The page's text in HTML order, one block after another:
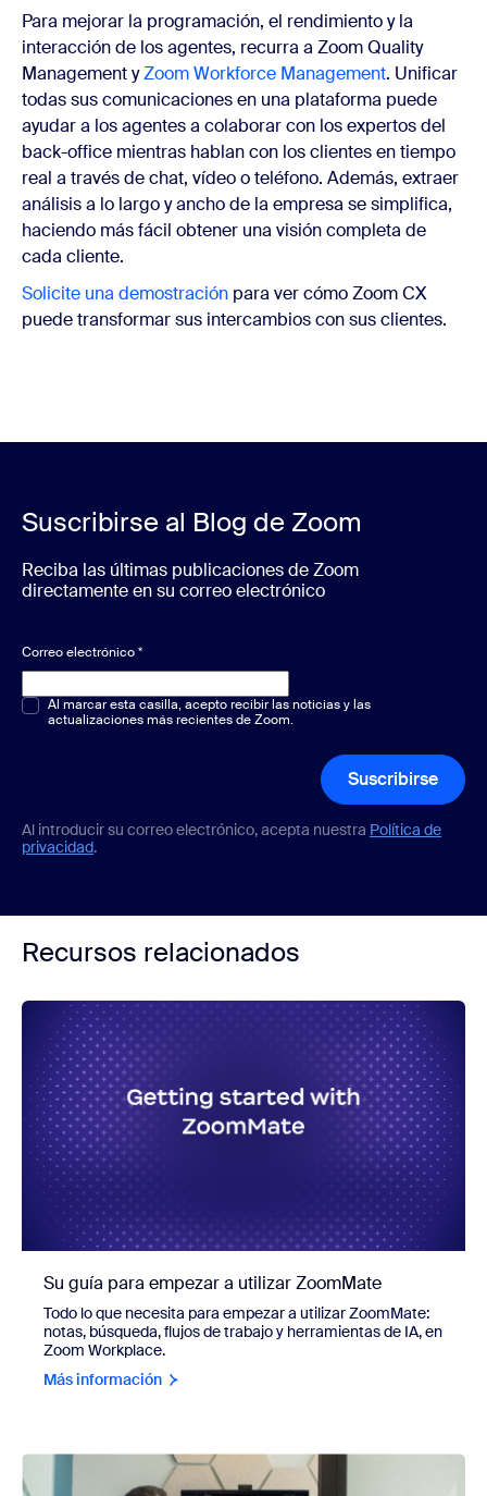
Para mejorar la programación, el rendimiento y la
interacción de los agentes, recurra a Zoom Quality
Management yZoom Workforce Management. Unificar
todas sus comunicaciones en una plataforma puede
ayudar a los agentes a colaborar con los expertos del
back-office mientras hablan con los clientes en tiempo
real a través de chat, vídeo o teléfono. Además, extraer
análisis a lo largo y ancho de la empresa se simplifica,
haciendo más fácil obtener una visión completa de
cada cliente.
Solicite una demostración para ver cómoZoom CX
puede transformar sus intercambios con sus clientes.
Suscribirse al Blog de Zoom
Reciba las últimas publicaciones de Zoom
directamente en su correo electrónico
Correo electrónico*
Opción múltiple o única*
Al marcar esta casilla, acepto recibir las noticias y las
actualizaciones más recientes de Zoom.
Suscribirse
Al introducir su correo electrónico, acepta nuestra Política de
privacidad.
Recursos relacionados
Su guía para empezar a utilizar ZoomMate
Todo lo que necesita para empezar a utilizar ZoomMate:
notas, búsqueda, flujos de trabajo y herramientas de IA, en
Zoom Workplace.
Más información